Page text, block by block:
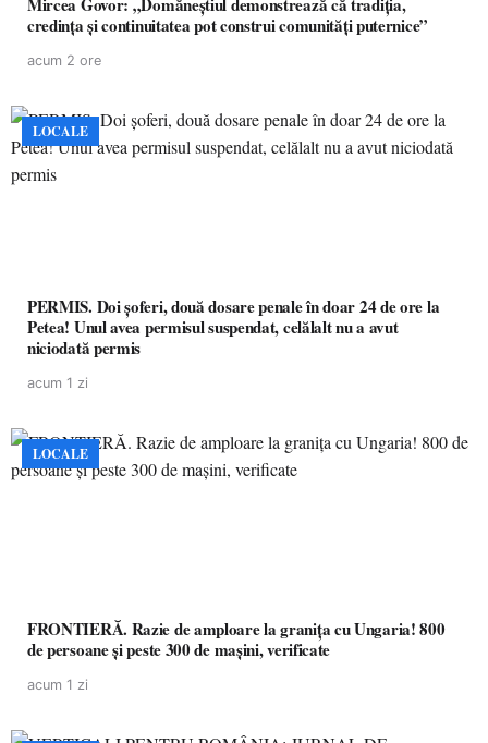
credința și continuitatea pot construi comunități puternice”
acum 2 ore
LOCALE
PERMIS. Doi șoferi, două dosare penale în doar 24 de ore la
Petea! Unul avea permisul suspendat, celălalt nu a avut
niciodată permis
acum 1 zi
LOCALE
FRONTIERĂ. Razie de amploare la granița cu Ungaria! 800
de persoane și peste 300 de mașini, verificate
acum 1 zi